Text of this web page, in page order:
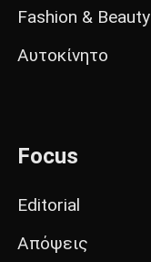
Fashion & Beauty
Αυτοκίνητο
Focus
Editorial
Απόψεις